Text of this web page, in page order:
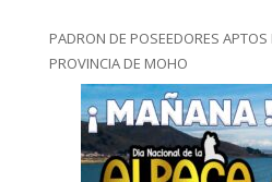
PADRON DE POSEEDORES
PROVINCIA DE MOHO